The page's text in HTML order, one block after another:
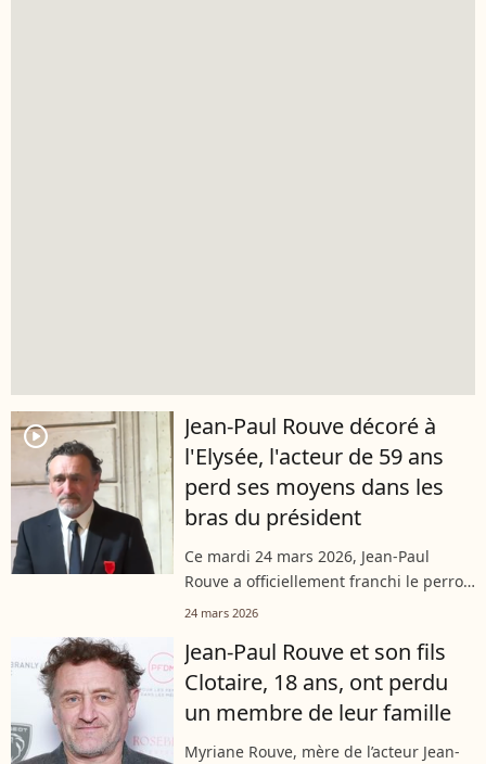
player2
Jean-Paul Rouve décoré à
l'Elysée, l'acteur de 59 ans
perd ses moyens dans les
bras du président
Ce mardi 24 mars 2026, Jean-Paul
Rouve a officiellement franchi le perron
de l'Élysée pour recevoir l'une des plus
Le comédien et réalisateur...
24 mars 2026
Jean-Paul Rouve et son fils
Clotaire, 18 ans, ont perdu
un membre de leur famille
Myriane Rouve, mère de l’acteur Jean-